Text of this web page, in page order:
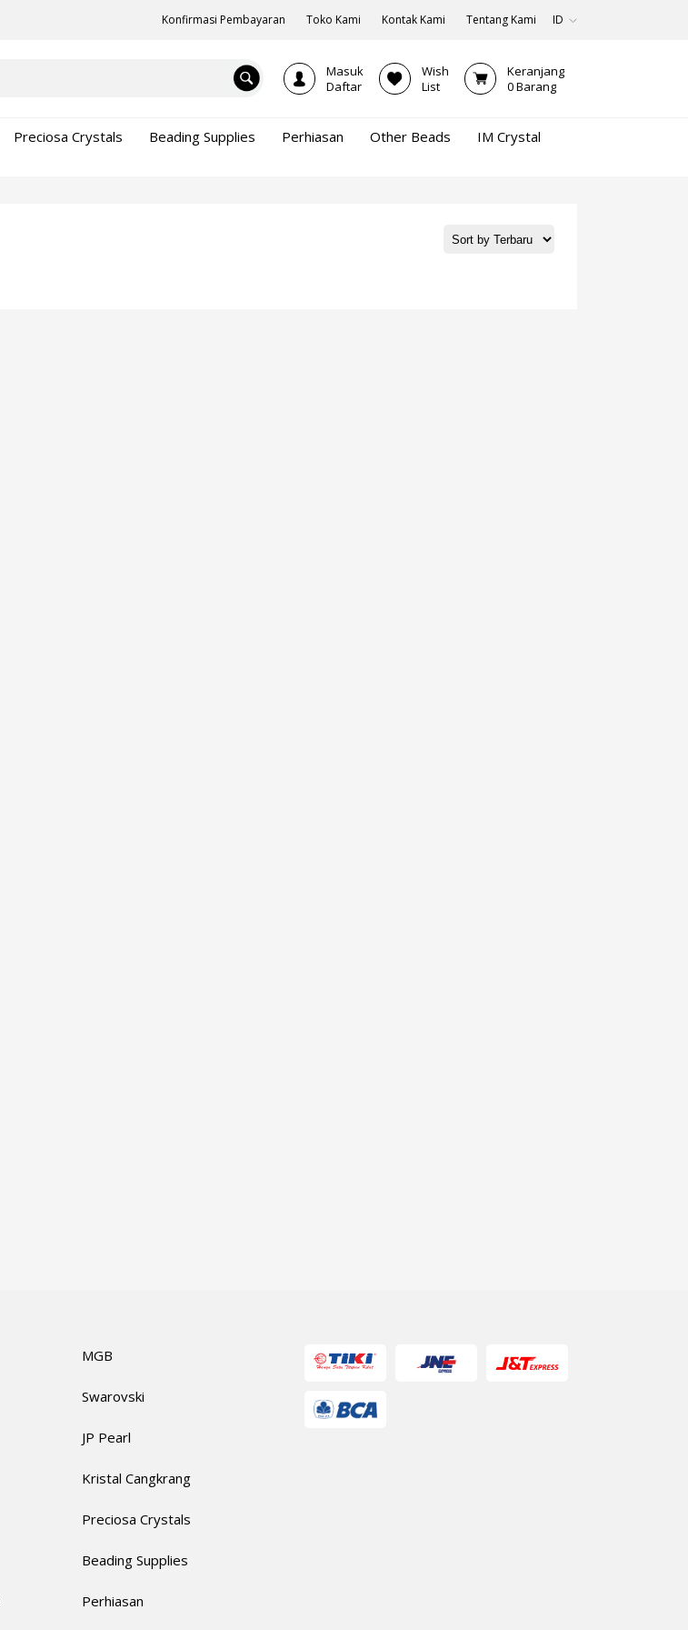
Konfirmasi Pembayaran Toko Kami Kontak Kami Tentang Kami ID
Masuk
Daftar
Wish
List
Keranjang
0Barang
Preciosa Crystals Beading Supplies Perhiasan Other Beads
IM Crystal
MGB
Swarovski
JP Pearl
Kristal Cangkrang
Preciosa Crystals
Beading Supplies
Perhiasan